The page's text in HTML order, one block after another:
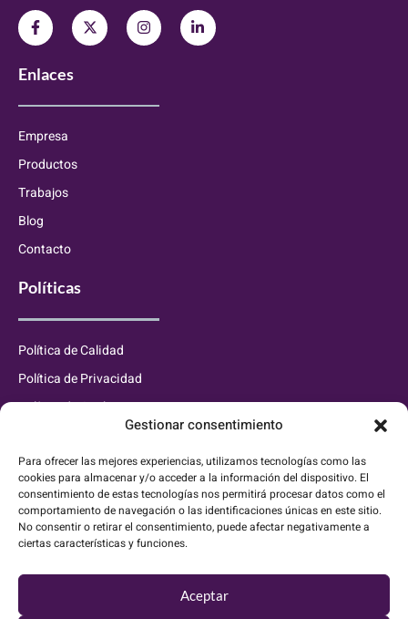
Gestionar consentimiento
Para ofrecer las mejores experiencias, utilizamos tecnologías como las
cookies para almacenar y/o acceder a la información del dispositivo. El
consentimiento de estas tecnologías nos permitirá procesar datos como el
comportamiento de navegación o las identificaciones únicas en este sitio.
No consentir o retirar el consentimiento, puede afectar negativamente a
ciertas características y funciones.
Aceptar
Enlaces
Empresa
Productos
Trabajos
Blog
Contacto
Políticas
Política de Calidad
Política de Privacidad
Política de Cookies
info@waluxaluminium.es
627 833 889